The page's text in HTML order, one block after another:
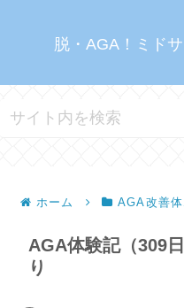
脱・AGA！ミド
ホーム AGA改善
AGA体験記（309
り